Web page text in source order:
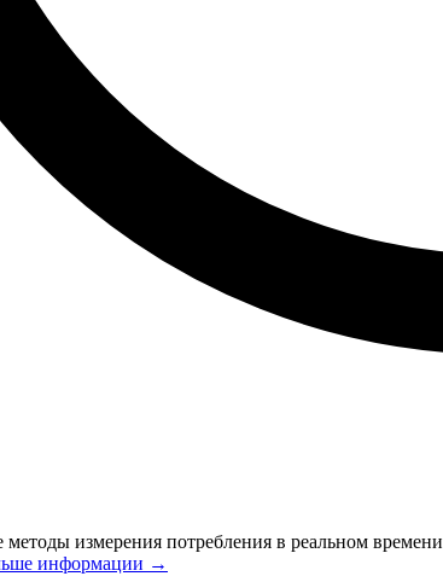
измерения потребления в реальном времени
информации →